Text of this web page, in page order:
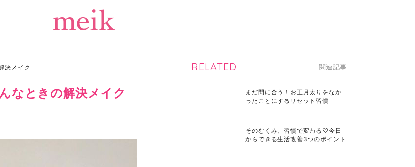
決メイク
なときの解決メイク
RELATED 関連記事
まだ間に合う！お正月太りをなか
ったことにするリセット習慣
そのむくみ、習慣で変わる♡今日
からできる生活改善3つのポイント